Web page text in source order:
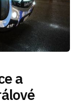
a